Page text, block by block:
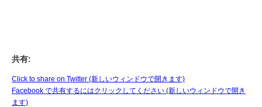
共有:
Click to share on Twitter (新しいウィンドウで開きます)
Facebook で共有するにはクリックしてください (新しいウィンドウで開き
ます)